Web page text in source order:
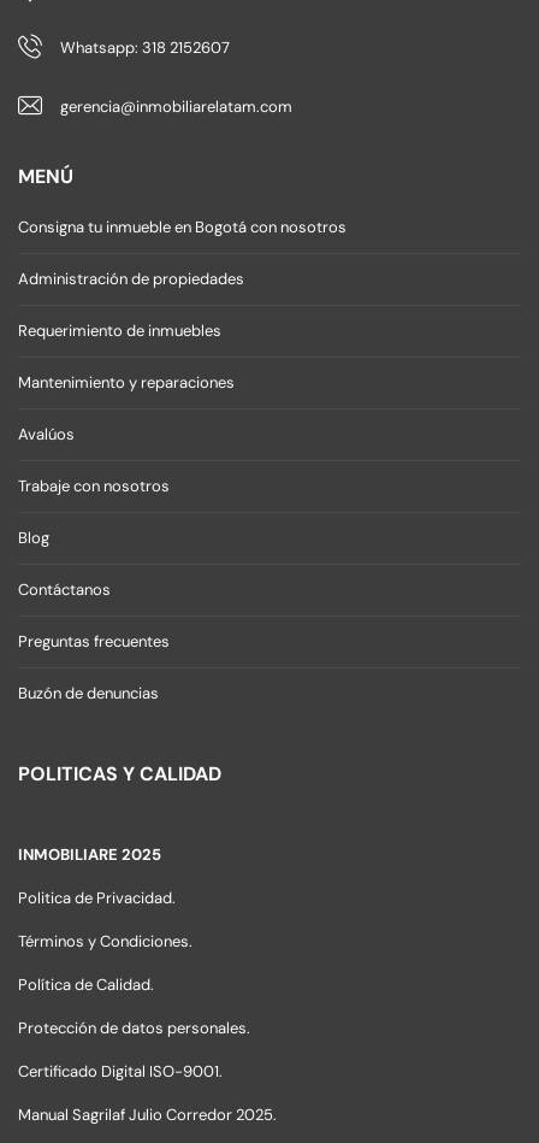
Whatsapp: 318 2152607
gerencia@inmobiliarelatam.com
MENÚ
Consigna tu inmueble en Bogotá con nosotros
Administración de propiedades
Requerimiento de inmuebles
Mantenimiento y reparaciones
Avalúos
Trabaje con nosotros
Blog
Contáctanos
Preguntas frecuentes
Buzón de denuncias
POLITICAS Y CALIDAD
INMOBILIARE 2025
Politica de Privacidad.
Términos y Condiciones.
Política de Calidad.
Protección de datos personales.
Certificado Digital ISO-9001.
Manual Sagrilaf Julio Corredor 2025.